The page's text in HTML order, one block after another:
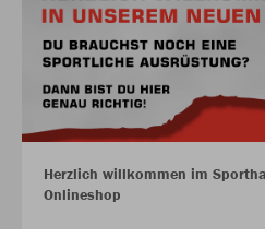
Herzlich willkommen im
Onlineshop